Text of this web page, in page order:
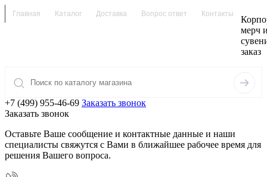
Главная Каталог Доставка Вопрос ответ Контакты
мерч
заказ
+7 (499) 955-46-69 Заказать звонок
Заказать звонок
Оставьте Ваше сообщение и контактные данные и наши
специалисты свяжутся с Вами в ближайшее рабочее время для
решения Вашего вопроса.